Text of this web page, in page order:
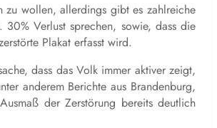
zu wollen, allerdings gibt es zahlreiche
Verlust sprechen, sowie, dass die
Plakat erfasst wird.
dass das Volk immer aktiver zeigt,
anderem Berichte aus Brandenburg,
der Zerstörung bereits deutlich